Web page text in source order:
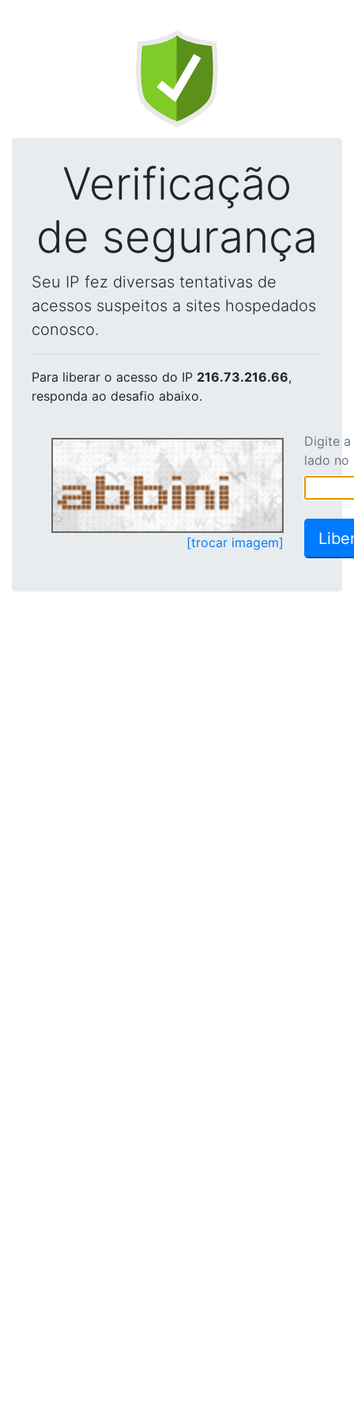
Verificação
de segurança
Seu IP fez diversas tentativas de
acessos suspeitos a sites hospedados
conosco.
Para liberar o acesso do IP 216.73.216.66,
responda ao desafio abaixo.
[trocar imagem]
Digite
lado no